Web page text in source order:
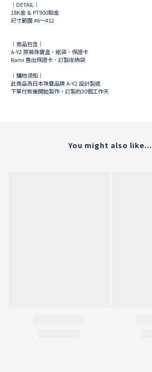
｜DETAIL｜
18K金 & PT900鉑金
尺寸範圍 #6～#12
｜商品包含｜
A-Y2 原裝珠寶盒、紙袋、保證卡
Rami 售出保證卡、訂製收納袋
｜購物須知｜
此商品為日本珠寶品牌A-Y2設計製造
下單付款後開始製作，訂製約30個工作天
You might also like...